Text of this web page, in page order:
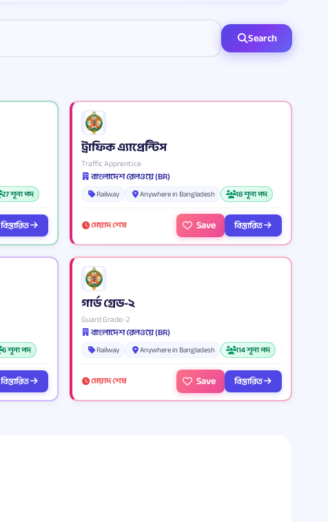
Search
27 শূন্য পদ
বিস্তারিত
ট্রাফিক এ্যাপ্রেন্টিস
Traffic Apprentice
বাংলাদেশ রেলওয়ে (BR)
Railway Anywhere in Bangladesh 18 শূন্য পদ
মেয়াদ শেষ Save বিস্তারিত
6 শূন্য পদ
বিস্তারিত
গার্ড গ্রেড-২
Guard Grade-2
বাংলাদেশ রেলওয়ে (BR)
Railway Anywhere in Bangladesh 114 শূন্য পদ
মেয়াদ শেষ Save বিস্তারিত